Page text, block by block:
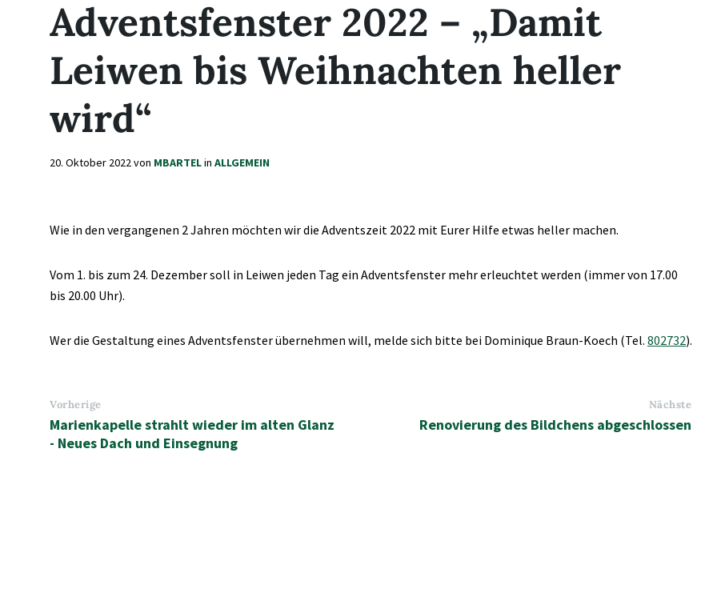
Adventsfenster 2022 – „Damit
Leiwen bis Weihnachten heller
wird“
20. Oktober 2022von MBARTELin ALLGEMEIN
Wie in den vergangenen 2 Jahren möchten wir die Adventszeit 2022 mit Eurer Hilfe etwas heller machen.
Vom 1. bis zum 24. Dezember soll in Leiwen jeden Tag ein Adventsfenster mehr erleuchtet werden (immer von 17.00
bis 20.00 Uhr).
Wer die Gestaltung eines Adventsfenster übernehmen will, melde sich bitte bei Dominique Braun-Koech (Tel. 802732).
Vorherige
Marienkapelle strahlt wieder im alten Glanz
- Neues Dach und Einsegnung
Nächste
Renovierung des Bildchens abgeschlossen